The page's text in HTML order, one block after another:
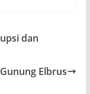
dan
Elbrus